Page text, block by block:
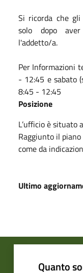
Si ricorda che
solo dopo
l'addetto/a.
Per Informazioni
- 12:45 e sabato
8:45 - 12:45
Posizione
L’ufficio è situato
Raggiunto il
come da
Ultimo
Quanto